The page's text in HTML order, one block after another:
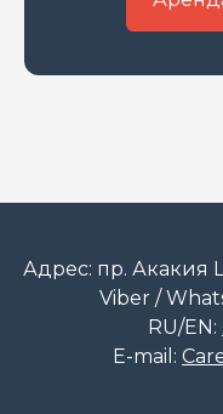
Адрес: пр. Акакия
Viber /
RU/EN:
E-mail: